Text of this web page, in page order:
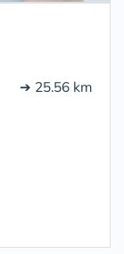
➔ 25.56 km